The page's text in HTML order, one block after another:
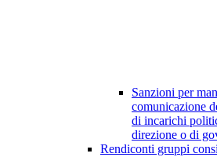
Sanzioni per
comunicazione
di incarichi
direzione o di
Rendiconti gruppi